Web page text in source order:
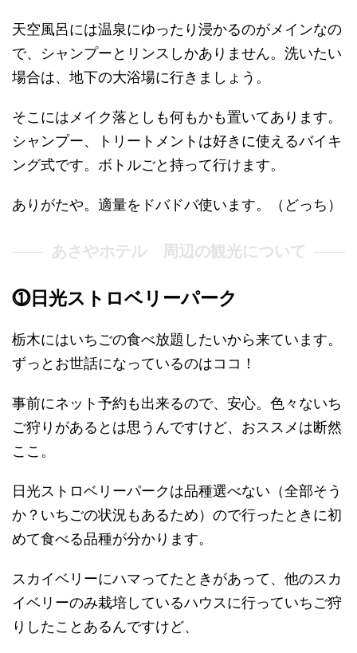
天空風呂には温泉にゆったり浸かるのがメインなの
で、シャンプーとリンスしかありません。洗いたい
場合は、地下の大浴場に行きましょう。
そこにはメイク落としも何もかも置いてあります。
シャンプー、トリートメントは好きに使えるバイキ
ング式です。ボトルごと持って行けます。
ありがたや。適量をドバドバ使います。（どっち）
あさやホテル 周辺の観光について
⓵日光ストロベリーパーク
栃木にはいちごの食べ放題したいから来ています。
ずっとお世話になっているのはココ！
事前にネット予約も出来るので、安心。色々ないち
ご狩りがあるとは思うんですけど、おススメは断然
ここ。
日光ストロベリーパークは品種選べない（全部そう
か？いちごの状況もあるため）ので行ったときに初
めて食べる品種が分かります。
スカイベリーにハマってたときがあって、他のスカ
イベリーのみ栽培しているハウスに行っていちご狩
りしたことあるんですけど、